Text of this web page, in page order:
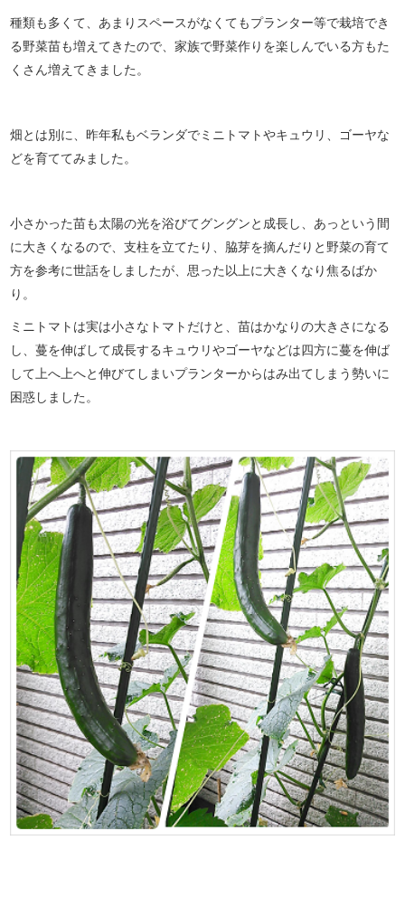
種類も多くて、あまりスペースがなくてもプランター等で栽培でき
る野菜苗も増えてきたので、家族で野菜作りを楽しんでいる方もた
くさん増えてきました。
畑とは別に、昨年私もベランダでミニトマトやキュウリ、ゴーヤな
どを育ててみました。
小さかった苗も太陽の光を浴びてグングンと成長し、あっという間
に大きくなるので、支柱を立てたり、脇芽を摘んだりと野菜の育て
方を参考に世話をしましたが、思った以上に大きくなり焦るばか
り。
ミニトマトは実は小さなトマトだけと、苗はかなりの大きさになる
し、蔓を伸ばして成長するキュウリやゴーヤなどは四方に蔓を伸ば
して上へ上へと伸びてしまいプランターからはみ出てしまう勢いに
困惑しました。